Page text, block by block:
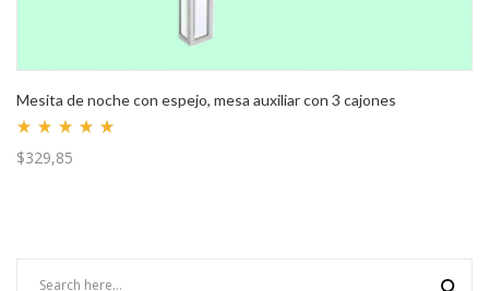
Mesita de noche con espejo, mesa auxiliar con 3 cajones
con
$329,85